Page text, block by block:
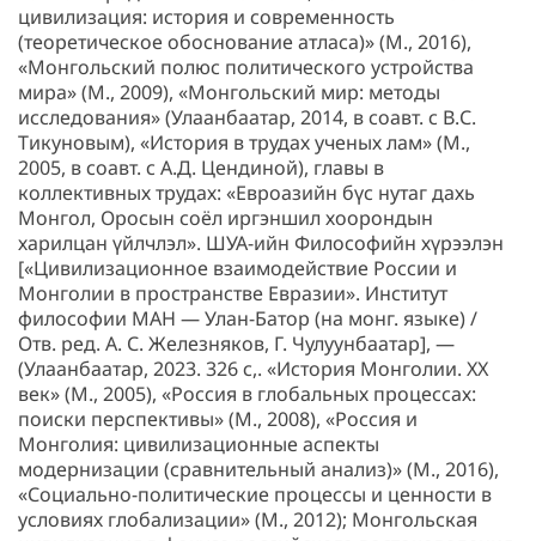
цивилизация: история и современность
(теоретическое обоснование атласа)» (М., 2016),
«Монгольский полюс политического устройства
мира» (М., 2009), «Монгольский мир: методы
исследования» (Улаанбаатар, 2014, в соавт. с В.С.
Тикуновым), «История в трудах ученых лам» (М.,
2005, в соавт. с А.Д. Цендиной), главы в
коллективных трудах: «Евроазийн бүс нутаг дахь
Монгол, Оросын соёл иргэншил хоорондын
харилцан үйлчлэл». ШУА-ийн Философийн хүрээлэн
[«Цивилизационное взаимодействие России и
Монголии в пространстве Евразии». Институт
философии МАН — Улан-Батор (на монг. языке) /
Отв. ред. А. С. Железняков, Г. Чулуунбаатар], —
(Улаанбаатар, 2023. 326 с,. «История Монголии. ХХ
век» (М., 2005), «Россия в глобальных процессах:
поиски перспективы» (М., 2008), «Россия и
Монголия: цивилизационные аспекты
модернизации (сравнительный анализ)» (М., 2016),
«Социально-политические процессы и ценности в
условиях глобализации» (М., 2012); Монгольская